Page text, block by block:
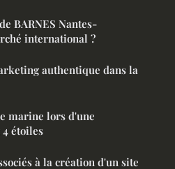
BARNES Nantes-
international ?
authentique dans la
marine lors d'une
étoiles
à la création d'un site